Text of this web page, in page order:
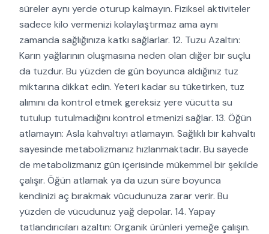
süreler aynı yerde oturup kalmayın. Fiziksel aktiviteler
sadece kilo vermenizi kolaylaştırmaz ama aynı
zamanda sağlığınıza katkı sağlarlar. 12. Tuzu Azaltın:
Karın yağlarının oluşmasına neden olan diğer bir suçlu
da tuzdur. Bu yüzden de gün boyunca aldığınız tuz
miktarına dikkat edin. Yeteri kadar su tüketirken, tuz
alımını da kontrol etmek gereksiz yere vücutta su
tutulup tutulmadığını kontrol etmenizi sağlar. 13. Öğün
atlamayın: Asla kahvaltıyı atlamayın. Sağlıklı bir kahvaltı
sayesinde metabolizmanız hızlanmaktadır. Bu sayede
de metabolizmanız gün içerisinde mükemmel bir şekilde
çalışır. Öğün atlamak ya da uzun süre boyunca
kendinizi aç bırakmak vücudunuza zarar verir. Bu
yüzden de vücudunuz yağ depolar. 14. Yapay
tatlandırıcıları azaltın: Organik ürünleri yemeğe çalışın.